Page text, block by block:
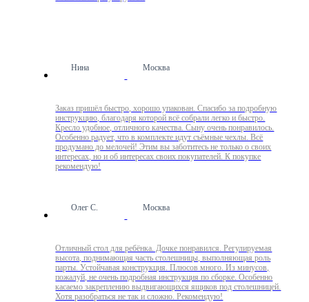
Нина Москва
Заказ пришёл быстро, хорошо упакован. Спасибо за подробную
инструкцию, благодаря которой всё собрали легко и быстро.
Кресло удобное, отличного качества. Сыну очень понравилось.
Особенно радует, что в комплекте идут съёмные чехлы. Всё
продумано до мелочей! Этим вы заботитесь не только о своих
интересах, но и об интересах своих покупателей. К покупке
рекомендую!
Олег С. Москва
Отличный стол для ребёнка. Дочке понравился. Регулируемая
высота, поднимающая часть столешницы, выполняющая роль
парты. Устойчавая конструкция. Плюсов много. Из минусов,
пожалуй, не очень подробная инструкция по сборке. Особенно
касаемо закреплению выдвигающихся ящиков под столешницей.
Хотя разобраться не так и сложно. Рекомендую!